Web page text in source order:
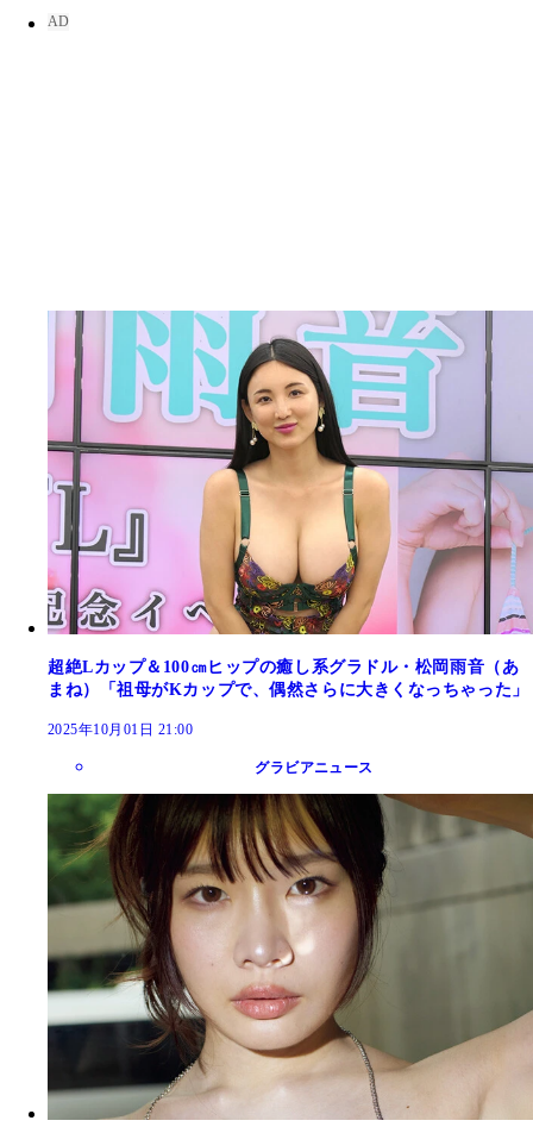
超絶Lカップ＆100㎝ヒップの癒し系グラドル・松岡雨音（あ
まね）「祖母がKカップで、偶然さらに大きくなっちゃった」
2025年10月01日 21:00
グラビアニュース